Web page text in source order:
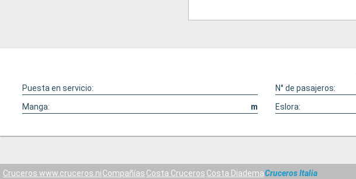
Puesta en servicio: N° de pasajeros:
Manga:
m Eslora:
Cruceros www.cruceros.niCompañías Costa Cruceros Costa DiademaCruceros Italia